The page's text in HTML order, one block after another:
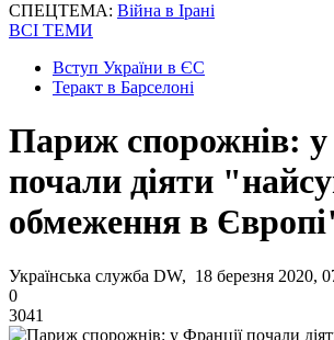
СПЕЦТЕМА: Війна в Ірані
ВСІ ТЕМИ
Вступ України в ЄС
Теракт в Барселоні
Париж спорожнів: у
почали діяти
обмеження в
Українська служба DW, 18 березня 2020,
0
3041